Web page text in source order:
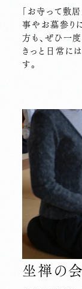
「お寺って敷
事やお墓参り
方も、ぜひ一度
きっと日常に
す。
坐禅の会